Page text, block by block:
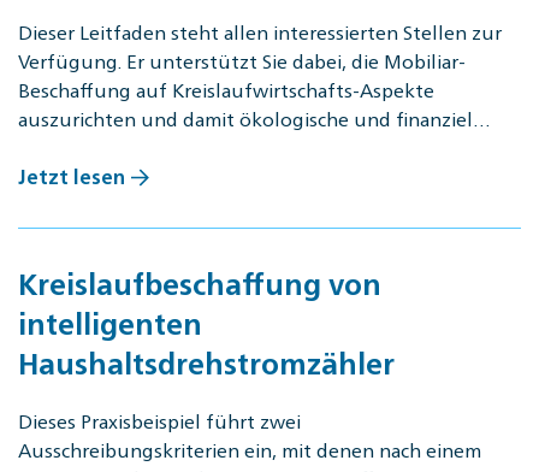
Dieser Leitfaden steht allen interessierten Stellen zur
Verfügung. Er unterstützt Sie dabei, die Mobiliar-
Beschaffung auf Kreislaufwirtschafts-Aspekte
auszurichten und damit ökologische und finanziel…
Jetzt lesen
Kreislaufbeschaffung von
intelligenten
Haushaltsdrehstromzähler
Dieses Praxisbeispiel führt zwei
Ausschreibungskriterien ein, mit denen nach einem